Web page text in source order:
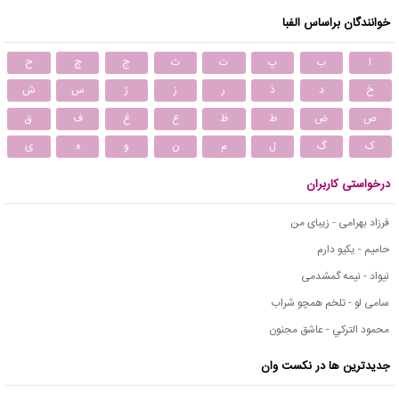
خوانندگان براساس الفبا
ا ب پ ت ث ج چ
ح
خ
د ذ ر ز ژ س
ش
ص
ض ط ظ ع غ ف
ق
ک
گ ل م ن و ه ی
درخواستی کاربران
فرزاد بهرامی - زیبای من
حامیم - یکیو دارم
نیواد - نیمه گمشدمی
سامی لو - تلخم همچو شراب
محمود التركي - عاشق مجنون
جدیدترین ها در نکست وان